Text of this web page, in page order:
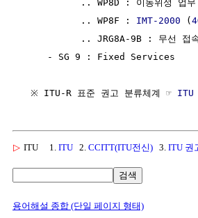
.. WP8D : 이동위성 업무
           .. WP8F :
IMT-2000 (
.. JRG8A-9B : 무선 접
     - SG 9 : Fixed Services
  ※ ITU-R 표준 권고 분류체계 ☞
ITU
▷ ITU 1. ITU 2. CCITT(ITU전신) 3. ITU 권
검색
용어해설 종합 (단일 페이지 형태)